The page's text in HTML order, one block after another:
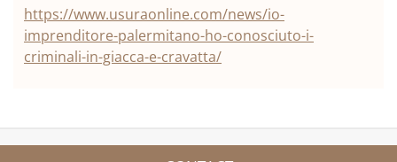
https://www.usuraonline.com/news/io-
imprenditore-palermitano-ho-conosciuto-i-
criminali-in-giacca-e-cravatta/